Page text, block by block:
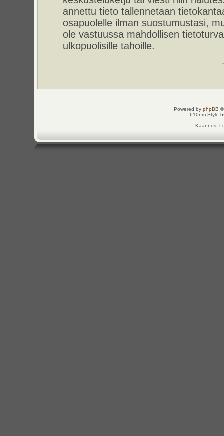
annettu tieto tallennetaan
osapuolelle ilman suostumustasi,
ole vastuussa mahdollisen
ulkopuolisille tahoille.
Powered by phpBB
610nm Style
Käännös,